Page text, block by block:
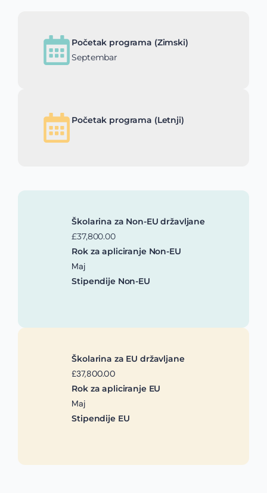
Početak programa (Zimski)
Septembar
Početak programa (Letnji)
Školarina za Non-EU državljane
£37,800.00
Rok za apliciranje Non-EU
Maj
Stipendije Non-EU
Školarina za EU državljane
£37,800.00
Rok za apliciranje EU
Maj
Stipendije EU